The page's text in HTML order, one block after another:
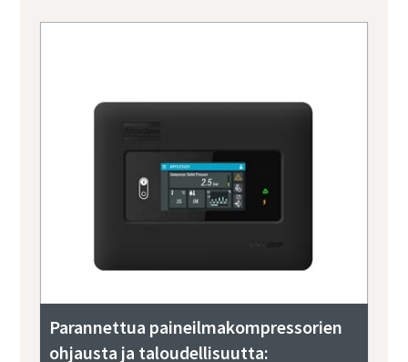
Parannettua paineilmakompressorien
ohjausta ja taloudellisuutta: